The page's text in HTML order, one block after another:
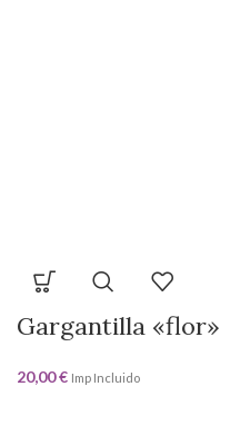
Gargantilla «flor»
20,00€ Imp Incluido